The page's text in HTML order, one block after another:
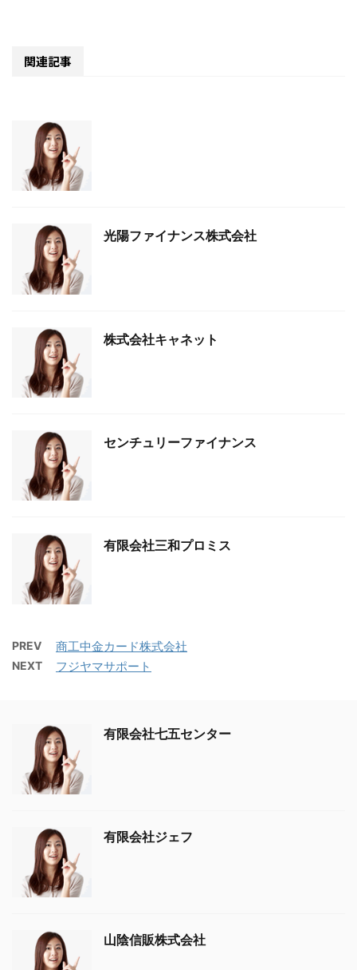
関連記事
光陽ファイナンス株式会社
株式会社キャネット
センチュリーファイナンス
有限会社三和プロミス
PREV 商工中金カード株式会社
NEXT フジヤマサポート
有限会社七五センター
有限会社ジェフ
山陰信販株式会社